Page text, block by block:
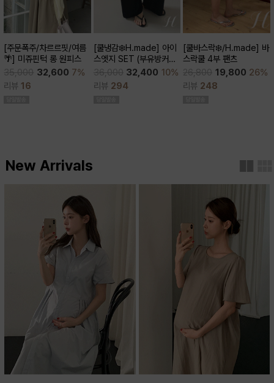
[주문폭주/차르르핏/여름
🌴] 미쥬핀턱 롱 원피스
32,600 7%
리뷰 16
[쿨냉감❄️H.made] 아이
스엣지 SET (부유방커버/
쿨세트/코디활용굿/출근
룩,데일리룩)
32,400 10%
리뷰 294
[쿨바스락❄️/H.made] 바
스락쿨 4부 팬츠
19,800 26%
리뷰 248
New Arrivals